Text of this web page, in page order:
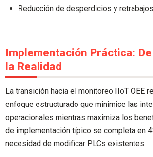
Reducción de desperdicios y retrabajos
Implementación Práctica:
la Realidad
La transición hacia el monitoreo IIoT OEE
enfoque estructurado que minimice las
operacionales mientras maximiza los
de implementación típico se completa en
necesidad de modificar PLCs existentes.